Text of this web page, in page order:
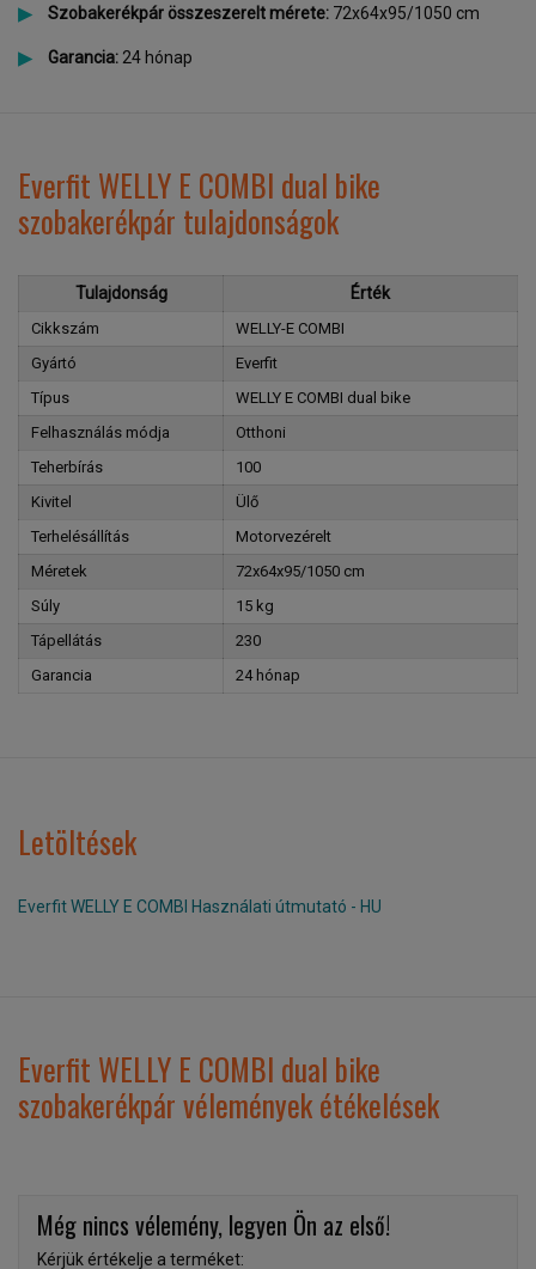
Szobakerékpár összeszerelt mérete: 72x64x95/1050 cm
Garancia: 24 hónap
Everfit WELLY E COMBI dual bike
szobakerékpár tulajdonságok
Tulajdonság Érték
Cikkszám
WELLY-E COMBI
Gyártó
Everfit
Típus
WELLY E COMBI dual bike
Felhasználás módja
Otthoni
Teherbírás
100
Kivitel
Ülő
Terhelésállítás
Motorvezérelt
Méretek
72x64x95/1050 cm
Súly
15 kg
Tápellátás
230
Garancia
24 hónap
Letöltések
Everfit WELLY E COMBI Használati útmutató - HU
Everfit WELLY E COMBI dual bike
szobakerékpár vélemények étékelések
Még nincs vélemény, legyen Ön az első!
Kérjük értékelje a terméket: